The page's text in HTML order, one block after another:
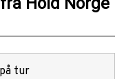
tur